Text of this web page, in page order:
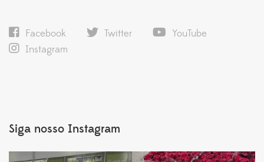
Facebook Twitter
YouTube
Instagram
Siga nosso Instagram